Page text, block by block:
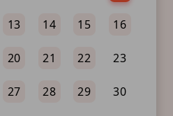
13 14 15 16
20 21 22 23
27 28 29 30